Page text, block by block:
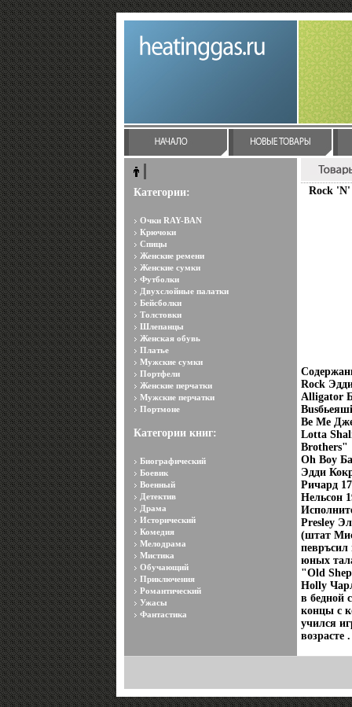
Категории:
Очки RAY-BAN
Крючоки
Спицы
Женские ремени
Женские сумки
Футболки
Двухслойные палатки
Бейсболки
Толстовки
Шлепанцы
Женская обувь
Платье
Мужские сумки
Портфели
Женские перчатки
Мужские перчатки
Портмоне
Категории книг:
Биографический
Боевик
Военный
Детектив
Драма
Исторический
Комедия
Мелодрама
Мистика
Обучающий
Приключения
Романтический
Ужасы
Фантастика
Rock 'N'
Rock
Alligator
Be Me
Lotta
Brothers"
Oh Boy
Эдди
Ричард
Нельсон
Presley
(штат
певръсил
юных
"Old
Holly
в бедной
концы с
учился
возрасте .